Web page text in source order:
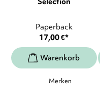
Paperback
17,00€*
Merken